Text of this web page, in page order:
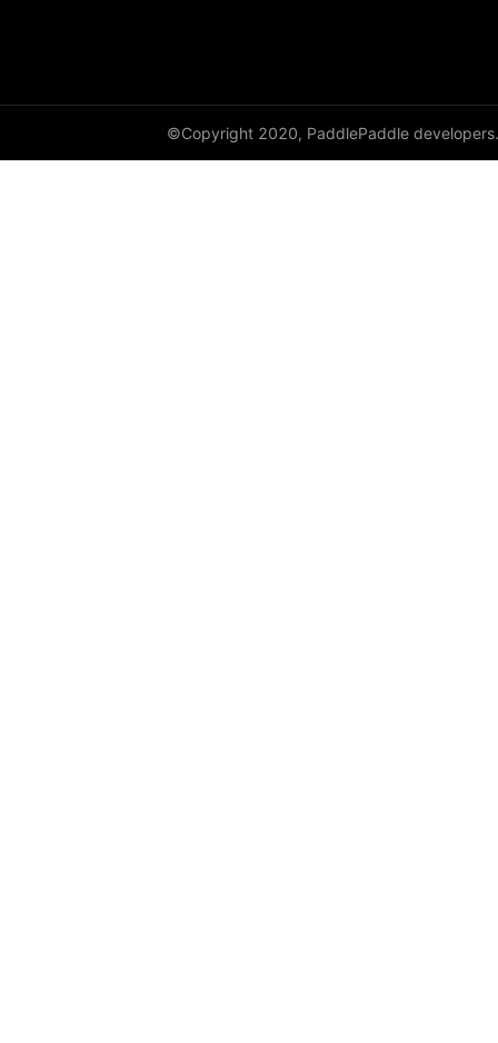
©Copyright 2020, PaddlePaddle developers.